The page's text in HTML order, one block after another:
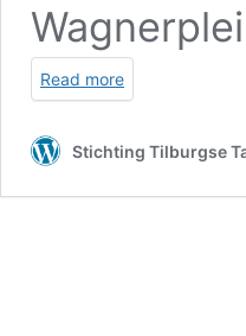
Read more
Stichting Tilburgse